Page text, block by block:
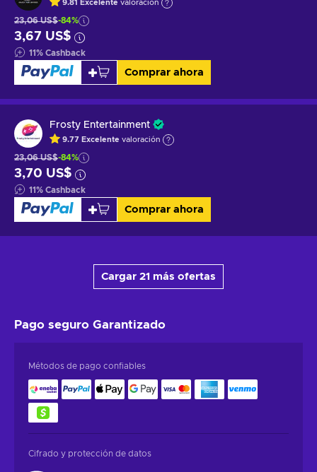
9.81 Excelente valoración
23,06 US$-84%
3,67 US$
11% Cashback
Comprar ahora
Frosty Entertainment
9.77 Excelente valoración
23,06 US$-84%
3,70 US$
11% Cashback
Comprar ahora
Cargar 21 más ofertas
Pago seguro Garantizado
Métodos de pago confiables
Cifrado y protección de datos